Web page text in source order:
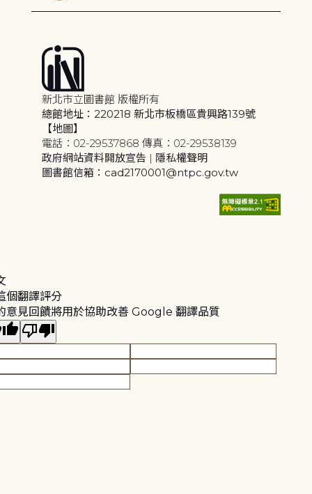
新北市立圖書館 版權所有
總館地址：220218 新北市板橋區貴興路139號
【地圖】
電話：02-29537868 傳真：02-29538139
政府網站資料開放宣告 | 隱私權聲明
圖書館信箱：cad2170001@ntpc.gov.tw
個翻譯評分
意見回饋將用於協助改善 Google 翻譯品質